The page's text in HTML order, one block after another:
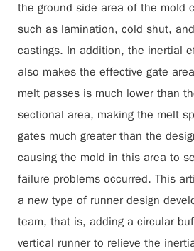
the ground side area of the mold
such as lamination, cold shut,
castings. In addition, the inertial
also makes the effective gate
melt passes is much lower than
sectional area, making the melt
gates much greater than the
causing the mold in this area to
failure problems occurred. This
a new type of runner design
team, that is, adding a circular
vertical runner to relieve the